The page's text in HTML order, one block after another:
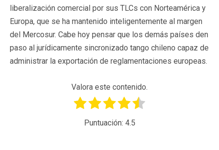
liberalización comercial por sus TLCs con Norteamérica y
Europa, que se ha mantenido inteligentemente al margen
del Mercosur. Cabe hoy pensar que los demás países den
paso al jurídicamente sincronizado tango chileno capaz de
administrar la exportación de reglamentaciones europeas.
Valora este contenido.
Puntuación: 4.5